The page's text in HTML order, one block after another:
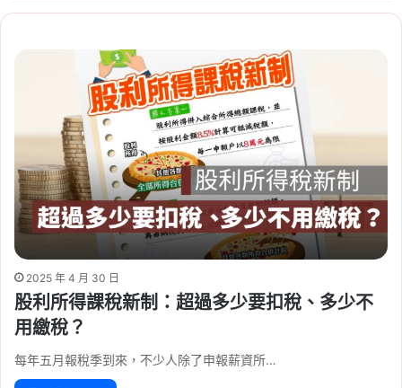
2025 年 4 月 30 日
股利所得課稅新制：超過多少要扣稅、多少不
用繳稅？
每年五月報稅季到來，不少人除了申報薪資所…